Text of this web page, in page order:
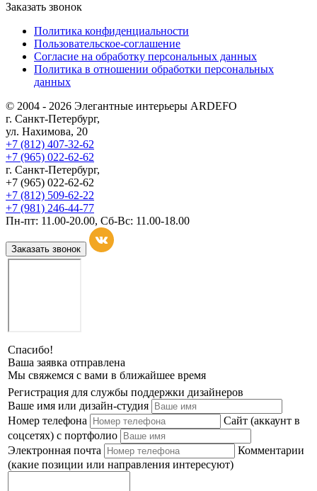
Заказать звонок
Политика конфиденциальности
Пользовательское-соглашение
Согласие на обработку персональных данных
Политика в отношении обработки персональных
данных
© 2004 - 2026 Элегантные интерьеры ARDEFO
г. Санкт-Петербург,
ул. Нахимова, 20
+7 (812) 407-32-62
+7 (965) 022-62-62
г. Санкт-Петербург,
+7 (965) 022-62-62
+7 (812) 509-62-22
+7 (981) 246-44-77
Пн-пт: 11.00-20.00, Сб-Вс: 11.00-18.00
Заказать звонок
Спасибо!
Ваша заявка отправлена
Мы свяжемся с вами в ближайшее время
Регистрация для службы поддержки дизайнеров
Ваше имя или дизайн-студия
Номер телефона
Сайт (аккаунт в
соцсетях) с портфолио
Электронная почта
Комментарии
(какие позиции или направления интересуют)